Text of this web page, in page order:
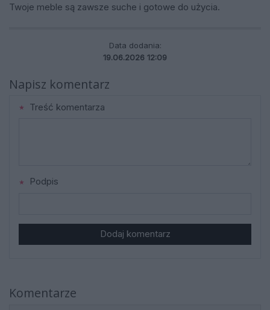
Twoje meble są zawsze suche i gotowe do użycia.
Data dodania:
19.06.2026 12:09
Napisz komentarz
Treść komentarza
Podpis
Dodaj komentarz
Komentarze